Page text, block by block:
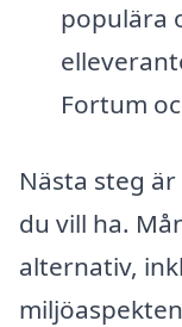
populära
Fortum
Nästa steg
du vill ha.
alternativ,